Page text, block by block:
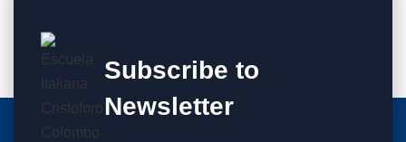
Subscribe to
Newsletter